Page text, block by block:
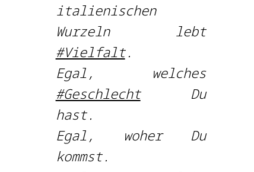
italienischen
Wurzeln lebt
#Vielfalt.
Egal, welches
#GeschlechtDu
hast.
Egal, woher Du
kommst.